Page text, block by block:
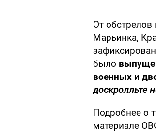
От
Марьинка,
было
военных и
доскролльте
Подробнее о
материале